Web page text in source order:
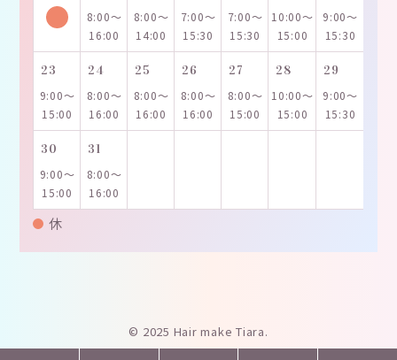
8:00～
16:00
8:00～
14:00
7:00～
15:30
7:00～
15:30
10:00～
15:00
9:00～
15:30
23
9:00～
15:00
24
8:00～
16:00
25
8:00～
16:00
26
8:00～
16:00
27
8:00～
15:00
28
10:00～
15:00
29
9:00～
15:30
30
9:00～
15:00
31
8:00～
16:00
休
© 2025 Hair make Tiara.